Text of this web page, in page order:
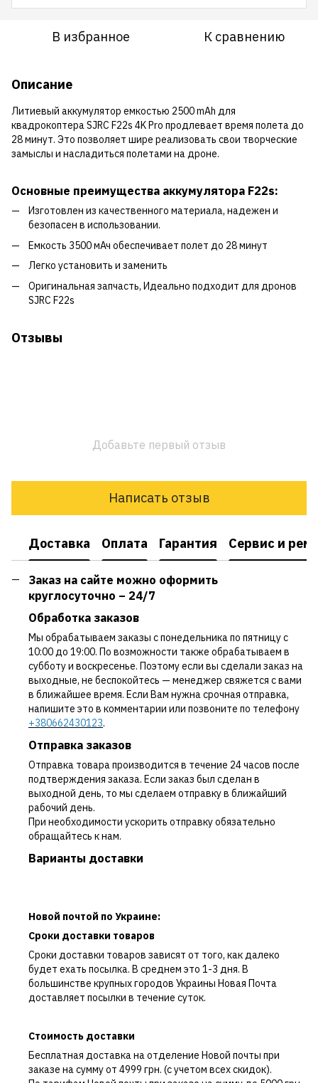
В избранное К сравнению
Описание
Литиевый аккумулятор емкостью 2500 mAh для
квадрокоптера SJRC F22s 4K Pro продлевает время полета до
28 минут. Это позволяет шире реализовать свои творческие
замыслы и насладиться полетами на дроне.
Основные преимущества аккумулятора F22s:
Изготовлен из качественного материала, надежен и
безопасен в использовании.
Емкость 3500 мАч обеспечивает полет до 28 минут
Легко установить и заменить
Оригинальная запчасть, Идеально подходит для дронов
SJRC F22s
Отзывы
Добавьте первый отзыв
Написать отзыв
Доставка Оплата Гарантия Сервис и
Заказ на сайте можно оформить
круглосуточно – 24/7
Обработка заказов
Мы обрабатываем заказы с понедельника по пятницу с
10:00 до 19:00. По возможности также обрабатываем в
субботу и воскресенье. Поэтому если вы сделали заказ на
выходные, не беспокойтесь — менеджер свяжется с вами
в ближайшее время. Если Вам нужна срочная отправка,
напишите это в комментарии или позвоните по телефону
+380662430123.
Отправка заказов
Отправка товара производится в течение 24 часов после
подтверждения заказа. Если заказ был сделан в
выходной день, то мы сделаем отправку в ближайший
рабочий день.
При необходимости ускорить отправку обязательно
обращайтесь к нам.
Варианты доставки
Новой почтой по Украине:
Сроки доставки товаров
Сроки доставки товаров зависят от того, как далеко
будет ехать посылка. В среднем это 1-3 дня. В
большинстве крупных городов Украины Новая Почта
доставляет посылки в течение суток.
Стоимость доставки
Бесплатная доставка на отделение Новой почты при
заказе на сумму от 4999 грн. (с учетом всех скидок).